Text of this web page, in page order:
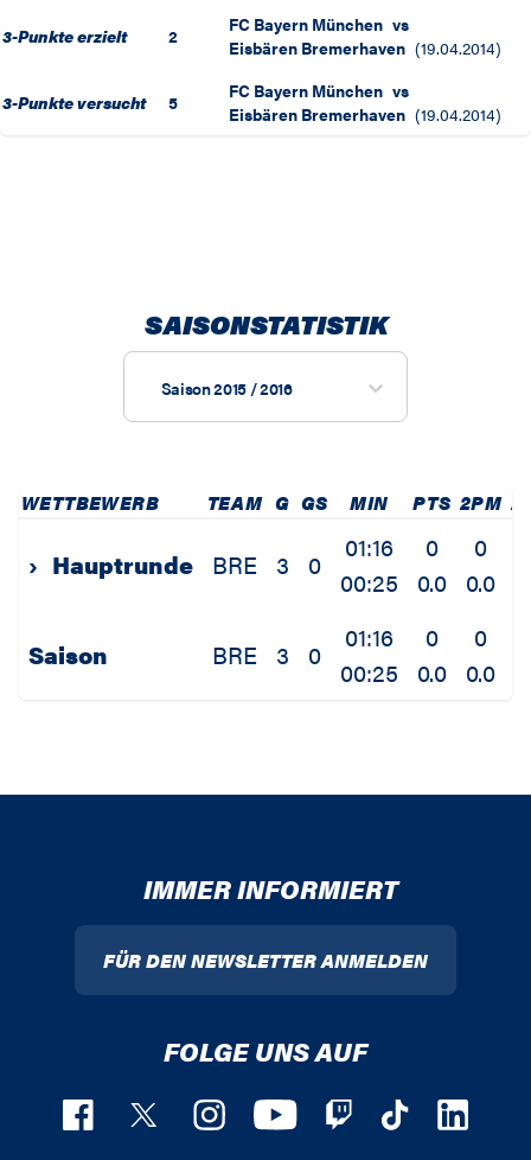
3-Punkte erzielt 2 FC Bayern München vs
Eisbären Bremerhaven (19.04.2014)
3-Punkte versucht 5 FC Bayern München vs
Eisbären Bremerhaven (19.04.2014)
SAISONSTATISTIK
Saison 2015 / 2016
WETTBEWERB TEAM G GS MIN PTS 2PM
› Hauptrunde BRE 3 0
01:16
00:25
0
0.0
0
0.0
Saison BRE 3 0
01:16
00:25
0
0.0
0
0.0
IMMER INFORMIERT
FÜR DEN NEWSLETTER ANMELDEN
FOLGE UNS AUF